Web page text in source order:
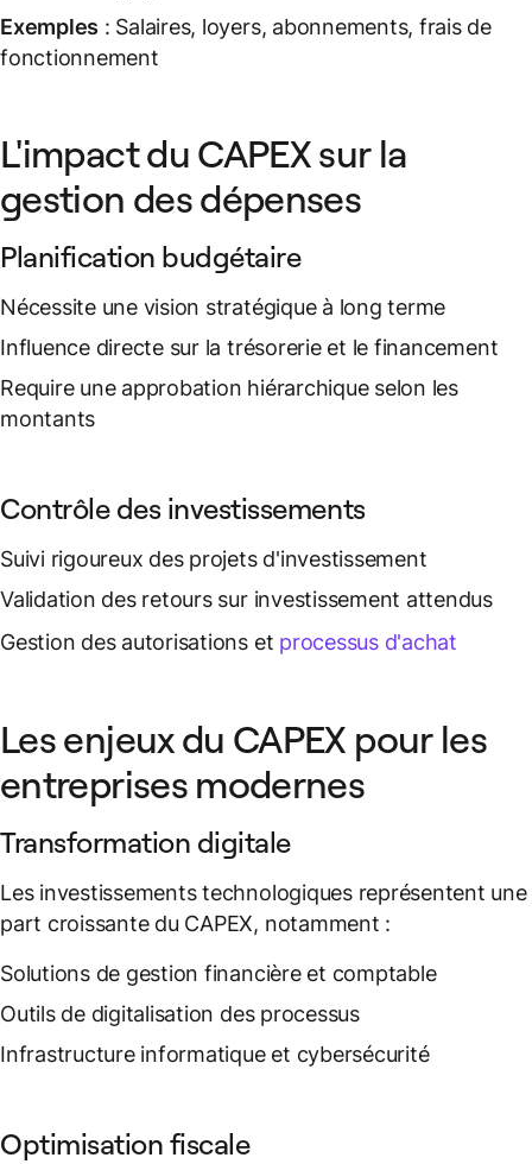
Exemples : Salaires, loyers, abonnements, frais de
fonctionnement
L'impact du CAPEX sur la
gestion des dépenses
Planification budgétaire
Nécessite une vision stratégique à long terme
Influence directe sur la trésorerie et le financement
Require une approbation hiérarchique selon les
montants
Contrôle des investissements
Suivi rigoureux des projets d'investissement
Validation des retours sur investissement attendus
Gestion des autorisations et processus d'achat
Les enjeux du CAPEX pour les
entreprises modernes
Transformation digitale
Les investissements technologiques représentent une
part croissante du CAPEX, notamment :
Solutions de gestion financière et comptable
Outils de digitalisation des processus
Infrastructure informatique et cybersécurité
Optimisation fiscale